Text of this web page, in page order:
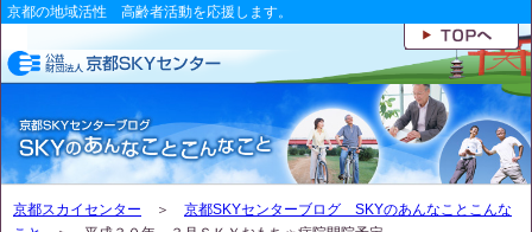
京都の地域活性 高齢者活動を応援します。
京都スカイセンター ＞ 京都SKYセンターブログ SKYのあんなことこんな